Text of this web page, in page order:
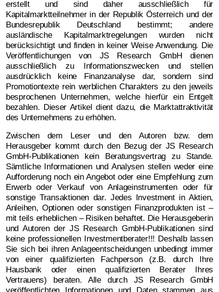
erstellt und sind daher ausschließlich für
Kapitalmarktteilnehmer in der Republik Österreich und der
Bundesrepublik Deutschland bestimmt; andere
ausländische Kapitalmarktregelungen wurden nicht
berücksichtigt und finden in keiner Weise Anwendung. Die
Veröffentlichungen von JS Research GmbH dienen
ausschließlich zu Informationszwecken und stellen
ausdrücklich keine Finanzanalyse dar, sondern sind
Promotiontexte rein werblichen Charakters zu den jeweils
besprochenen Unternehmen, welche hierfür ein Entgelt
bezahlen. Dieser Artikel dient dazu, die Marktattraktivität
des Unternehmens zu erhöhen.
Zwischen dem Leser und den Autoren bzw. dem
Herausgeber kommt durch den Bezug der JS Research
GmbH-Publikationen kein Beratungsvertrag zu Stande.
Sämtliche Informationen und Analysen stellen weder eine
Aufforderung noch ein Angebot oder eine Empfehlung zum
Erwerb oder Verkauf von Anlageinstrumenten oder für
sonstige Transaktionen dar. Jedes Investment in Aktien,
Anleihen, Optionen oder sonstigen Finanzprodukten ist –
mit teils erheblichen – Risiken behaftet. Die Herausgeberin
und Autoren der JS Research GmbH-Publikationen sind
keine professionellen Investmentberater!!! Deshalb lassen
Sie sich bei ihren Anlageentscheidungen unbedingt immer
von einer qualifizierten Fachperson (z.B. durch Ihre
Hausbank oder einen qualifizierten Berater Ihres
Vertrauens) beraten. Alle durch JS Research GmbH